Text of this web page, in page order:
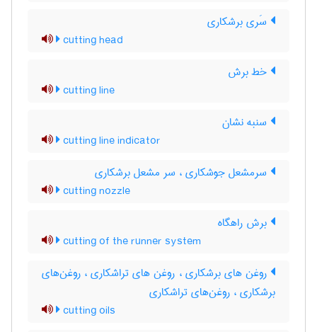
سَری برشکاری
cutting head
خط برش
cutting line
سنبه نشان
cutting line indicator
سرمشعل جوشکاری ، سر مشعل برشکاری
cutting nozzle
برش راهگاه
cutting of the runner system
روغن های برشکاری ، روغن های تراشکاری ، روغن‌های
برشکاری ، روغن‌های تراشکاری
cutting oils